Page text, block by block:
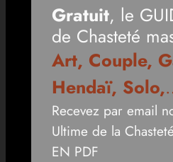
Gratuit, le
de Chasteté
Art, Couple,
Hendaï, Solo,
Recevez par email
Ultime de la
EN PDF